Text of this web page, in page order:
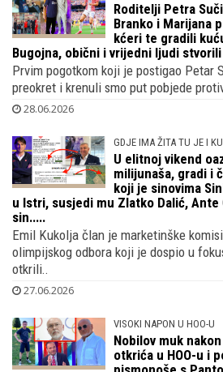
Roditelji Petra
Branko i Marijana
kćeri te gradili
Bugojna, obični i vrijedni ljudi
Prvim pogotkom koji je postigao Petar
preokret i krenuli smo put pobjede
28.06.2026
GDJE IMA ŽITA TU JE I
U elitnoj vikend
milijunaša, gradi i
koji je sinovima
u Istri, susjedi mu Zlatko Dalić, Ante
sin.....
Emil Kukolja član je marketinške
olimpijskog odbora koji je dospio u
otkrili..
27.06.2026
VISOKI NAPON U HOO-U
Nobilov muk
otkrića u HOO-u i